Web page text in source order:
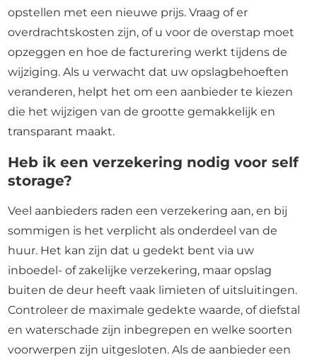
opstellen met een nieuwe prijs. Vraag of er
overdrachtskosten zijn, of u voor de overstap moet
opzeggen en hoe de facturering werkt tijdens de
wijziging. Als u verwacht dat uw opslagbehoeften
veranderen, helpt het om een aanbieder te kiezen
die het wijzigen van de grootte gemakkelijk en
transparant maakt.
Heb ik een verzekering nodig voor self
storage?
Veel aanbieders raden een verzekering aan, en bij
sommigen is het verplicht als onderdeel van de
huur. Het kan zijn dat u gedekt bent via uw
inboedel- of zakelijke verzekering, maar opslag
buiten de deur heeft vaak limieten of uitsluitingen.
Controleer de maximale gedekte waarde, of diefstal
en waterschade zijn inbegrepen en welke soorten
voorwerpen zijn uitgesloten. Als de aanbieder een